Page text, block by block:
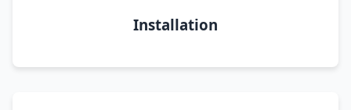
Installation